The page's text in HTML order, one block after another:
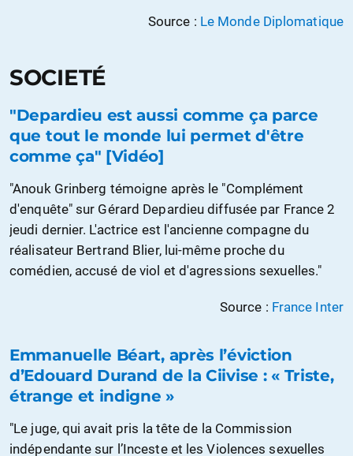
Source : Le Monde Diplomatique
SOCIETÉ
"Depardieu est aussi comme ça parce
que tout le monde lui permet d'être
comme ça" [Vidéo]
"Anouk Grinberg témoigne après le "Complément
d'enquête" sur Gérard Depardieu diffusée par France 2
jeudi dernier. L'actrice est l'ancienne compagne du
réalisateur Bertrand Blier, lui-même proche du
comédien, accusé de viol et d'agressions sexuelles."
Source : France Inter
‌Emmanuelle Béart, après l’éviction
d’Edouard Durand de la Ciivise : « Triste,
étrange et indigne »
"Le juge, qui avait pris la tête de la Commission
indépendante sur l’Inceste et les Violences sexuelles